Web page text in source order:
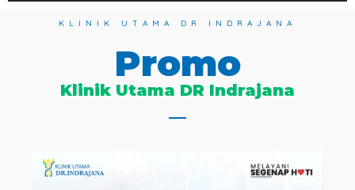
KLINIK UTAMA DR INDRAJANA
Promo
Klinik Utama DR Indrajana